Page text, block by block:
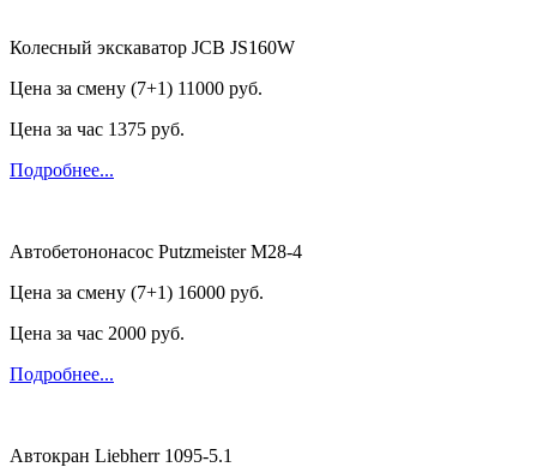
Колесный экскаватор JCB JS160W
Цена за смену (7+1) 11000 руб.
Цена за час 1375 руб.
Подробнее...
Автобетононасос Putzmeister M28-4
Цена за смену (7+1) 16000 руб.
Цена за час 2000 руб.
Подробнее...
Автокран Liebherr 1095-5.1